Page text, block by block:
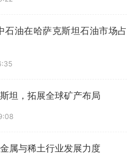
石油在哈萨克斯坦石油市场占
坦，拓展全球矿产布局
属与稀土行业发展力度